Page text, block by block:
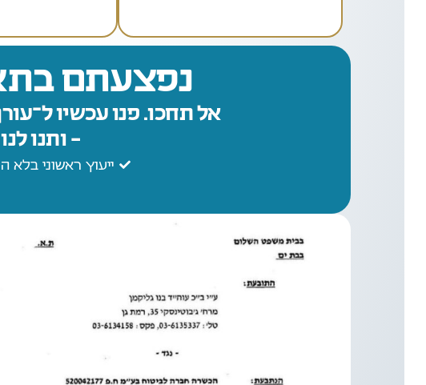
נפצעתם
אל תחכו. פנו עכשיו
– ותנו
ייעוץ ראשוני בלא